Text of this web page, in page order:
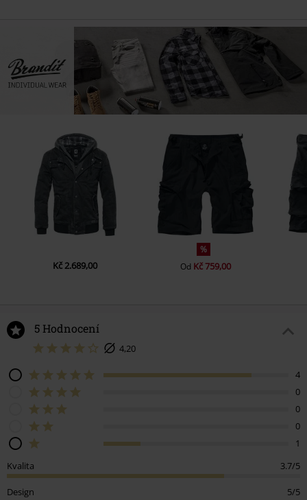
Kč 2.689,00
%
Od Kč 759,00
5 Hodnocení
4,20
4
0
0
0
1
Kvalita
3.7/5
Design 5/5